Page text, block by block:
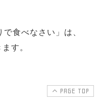
で食べなさい」は、
す。
PAGE TOP